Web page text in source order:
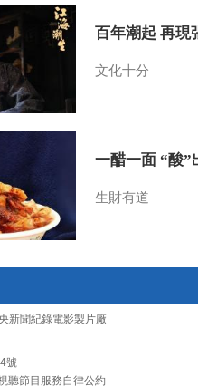
《地
探秘
百年潮起 再現
文化十分
一醋一面 “酸”
生財有道
新聞紀錄電影製片廠
號
聽節目服務自律公約